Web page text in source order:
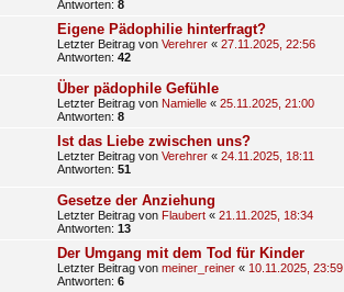
Antworten: 8
Eigene Pädophilie hinterfragt?
Letzter Beitrag von Verehrer « 27.11.2025, 22:56
Antworten: 42
Über pädophile Gefühle
Letzter Beitrag von Namielle « 25.11.2025, 21:00
Antworten: 8
Ist das Liebe zwischen uns?
Letzter Beitrag von Verehrer « 24.11.2025, 18:11
Antworten: 51
Gesetze der Anziehung
Letzter Beitrag von Flaubert « 21.11.2025, 18:34
Antworten: 13
Der Umgang mit dem Tod für Kinder
Letzter Beitrag von meiner_reiner « 10.11.2025, 23:59
Antworten: 6